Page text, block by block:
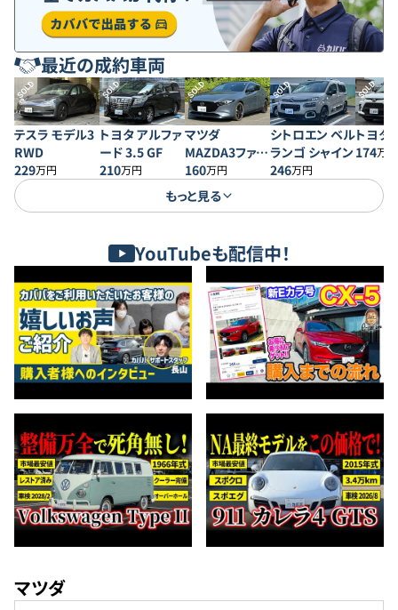
最近の成約車両
SOLD
テスラ モデル3
RWD
229万円
SOLD
トヨタ アルファ
ード 3.5 GF
210万円
SOLD
マツダ
MAZDA3ファス
トバック 20S プ
ロアクティブ
160万円
SOLD
シトロエン ベル
ランゴ シャイン
246万円
SOLD
トヨタ
174万円
もっと見る
YouTubeも配信中！
マツダ